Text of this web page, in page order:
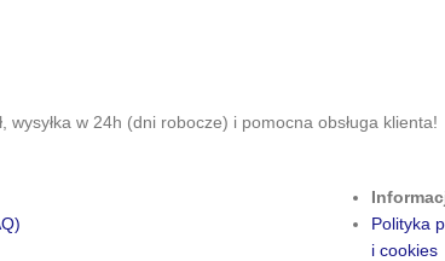
w 24h (dni robocze) i pomocna obsługa klienta!
Polityka
i cookies